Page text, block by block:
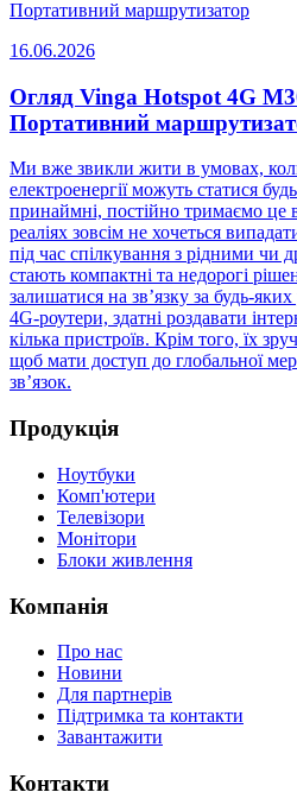
16.06.2026
Огляд Vinga Hotspot 4G
Портативний
Ми вже звикли жити в умовах,
електроенергії можуть статися
принаймні, постійно тримаємо це
реаліях зовсім не хочеться
під час спілкування з рідними чи
стають компактні та недорогі
залишатися на зв’язку за будь-
4G-роутери, здатні роздавати
кілька пристроїв. Крім того, їх
щоб мати доступ до глобальної
зв’язок.
Продукція
Ноутбуки
Комп'ютери
Телевізори
Монітори
Блоки живлення
Компанія
Про нас
Новини
Для партнерів
Підтримка та контакти
Завантажити
Контакти